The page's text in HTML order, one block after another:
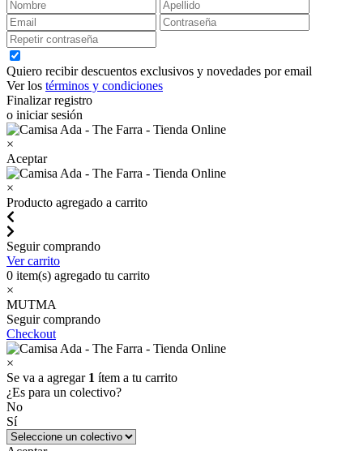
Quiero recibir descuentos exclusivos y novedades por email
Ver los términos y condiciones
Finalizar registro
o iniciar sesión
×
Aceptar
×
Producto agregado a carrito
Seguir comprando
Ver carrito
0 item(s) agregado tu carrito
×
MUTMA
Seguir comprando
Checkout
×
Se va a agregar 1 ítem a tu carrito
¿Es para un colectivo?
No
Sí